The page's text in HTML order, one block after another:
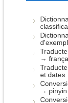
→
et dates
→ pinyin